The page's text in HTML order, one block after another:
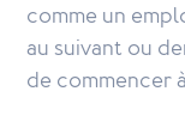
comme un
au suivant ou
de commencer